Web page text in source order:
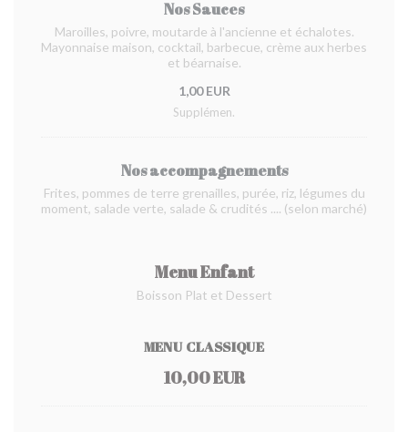
Nos Sauces
Maroilles, poivre, moutarde à l'ancienne et échalotes.
Mayonnaise maison, cocktail, barbecue, crème aux herbes
et béarnaise.
1,00 EUR
Supplémen.
Nos accompagnements
Frites, pommes de terre grenailles, purée, riz, légumes du
moment, salade verte, salade & crudités .... (selon marché)
Menu Enfant
Boisson Plat et Dessert
MENU CLASSIQUE
10,00 EUR